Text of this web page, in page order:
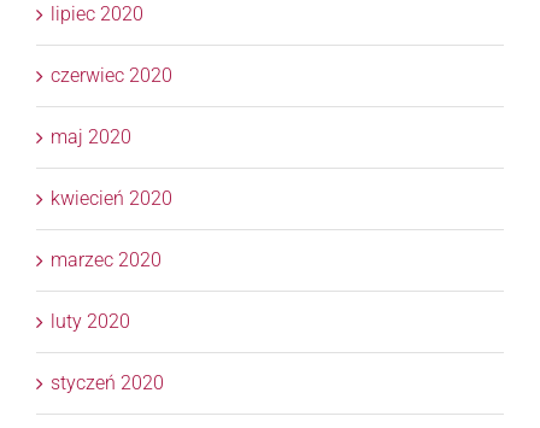
lipiec 2020
czerwiec 2020
maj 2020
kwiecień 2020
marzec 2020
luty 2020
styczeń 2020